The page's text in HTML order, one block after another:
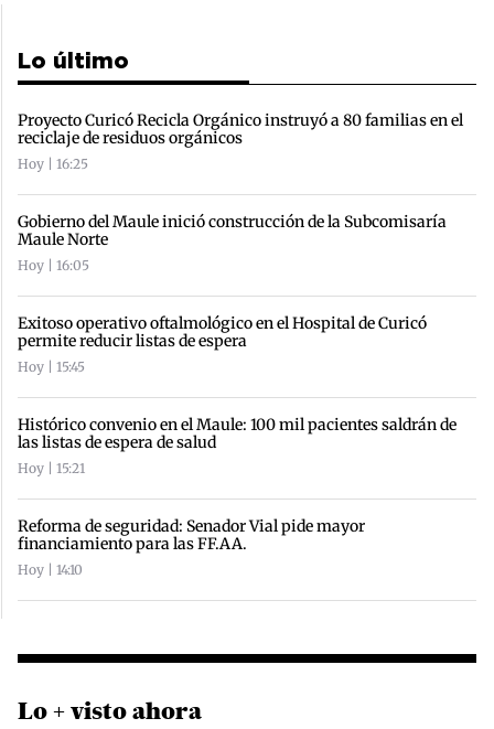
Lo último
Proyecto Curicó Recicla Orgánico instruyó a 80 familias en el
reciclaje de residuos orgánicos
Hoy | 16:25
Gobierno del Maule inició construcción de la Subcomisaría
Maule Norte
Hoy | 16:05
Exitoso operativo oftalmológico en el Hospital de Curicó
permite reducir listas de espera
Hoy | 15:45
Histórico convenio en el Maule: 100 mil pacientes saldrán de
las listas de espera de salud
Hoy | 15:21
Reforma de seguridad: Senador Vial pide mayor
financiamiento para las FF.AA.
Hoy | 14:10
Lo + visto ahora